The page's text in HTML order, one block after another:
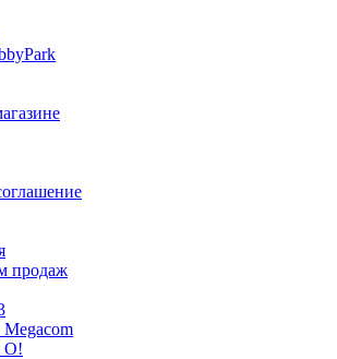
продаж
Megacom
O!